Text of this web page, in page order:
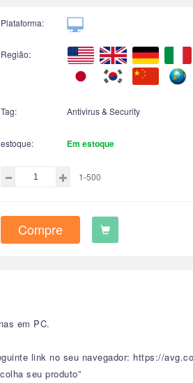
Plataforma:
Região:
Tag: Antivirus & Security
estoque: Em estoque
1-500
Compre
em PC.
link no seu navegador: https://
seu produto”